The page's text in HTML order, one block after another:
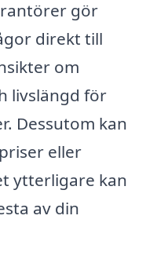
gör
direkt till
om
livslängd för
Dessutom kan
eller
ytterligare kan
av din